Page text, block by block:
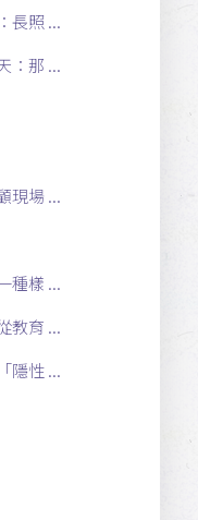
長照 ...
：那 ...
現場 ...
種樣 ...
教育 ...
隱性 ...